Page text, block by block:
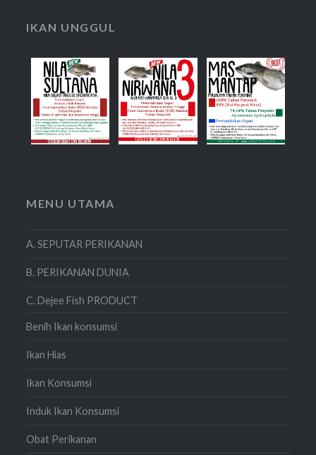
IKAN UNGGUL
MENU UTAMA
A. SEPUTAR PERIKANAN
B. PERIKANAN DUNIA
C. Dejee Fish PRODUCT
Benih Ikan konsumsi
Ikan Hias
Ikan Konsumsi
Induk Ikan Konsumsi
Obat Perikanan